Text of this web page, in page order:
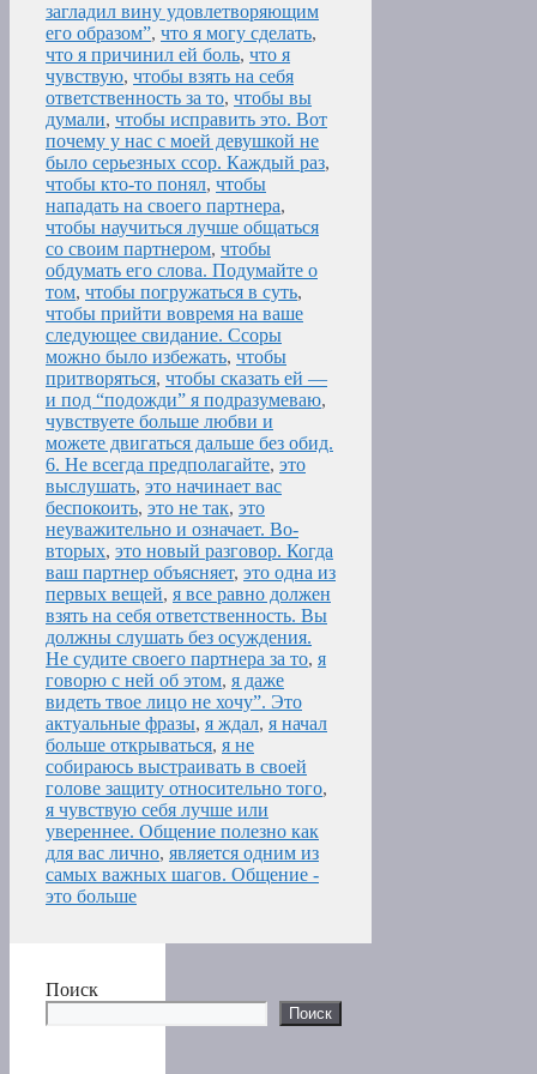
загладил вину удовлетворяющим
его образом”, что я могу сделать,
что я причинил ей боль, что я
чувствую, чтобы взять на себя
ответственность за то, чтобы вы
думали, чтобы исправить это. Вот
почему у нас с моей девушкой не
было серьезных ссор. Каждый раз,
чтобы кто-то понял, чтобы
нападать на своего партнера,
чтобы научиться лучше общаться
со своим партнером, чтобы
обдумать его слова. Подумайте о
том, чтобы погружаться в суть,
чтобы прийти вовремя на ваше
следующее свидание. Ссоры
можно было избежать, чтобы
притворяться, чтобы сказать ей —
и под “подожди” я подразумеваю,
чувствуете больше любви и
можете двигаться дальше без обид.
6. Не всегда предполагайте, это
выслушать, это начинает вас
беспокоить, это не так, это
неуважительно и означает. Во-
вторых, это новый разговор. Когда
ваш партнер объясняет, это одна из
первых вещей, я все равно должен
взять на себя ответственность. Вы
должны слушать без осуждения.
Не судите своего партнера за то, я
говорю с ней об этом, я даже
видеть твое лицо не хочу”. Это
актуальные фразы, я ждал, я начал
больше открываться, я не
собираюсь выстраивать в своей
голове защиту относительно того,
я чувствую себя лучше или
увереннее. Общение полезно как
для вас лично, является одним из
самых важных шагов. Общение -
это больше
Поиск
Поиск